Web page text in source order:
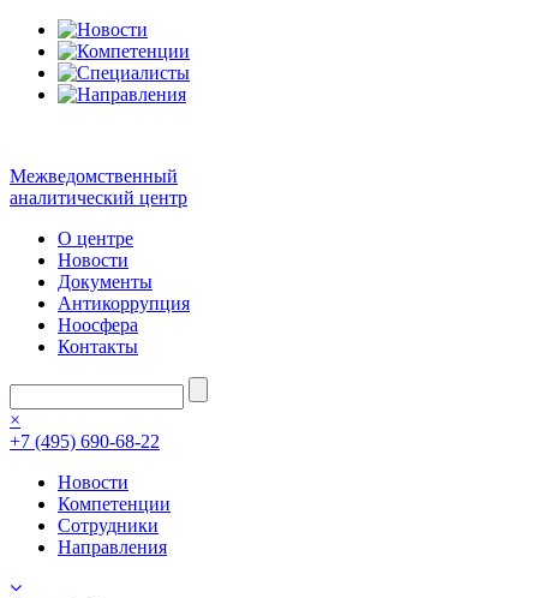
Межведомственный
аналитический центр
О центре
Новости
Документы
Антикоррупция
Ноосфера
Контакты
×
+7 (495) 690-68-22
Новости
Компетенции
Сотрудники
Направления